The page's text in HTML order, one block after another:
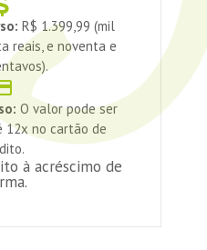
R$ 1.399,99 (mil
reais, e noventa e
O valor pode ser
12x no cartão de
à acréscimo de